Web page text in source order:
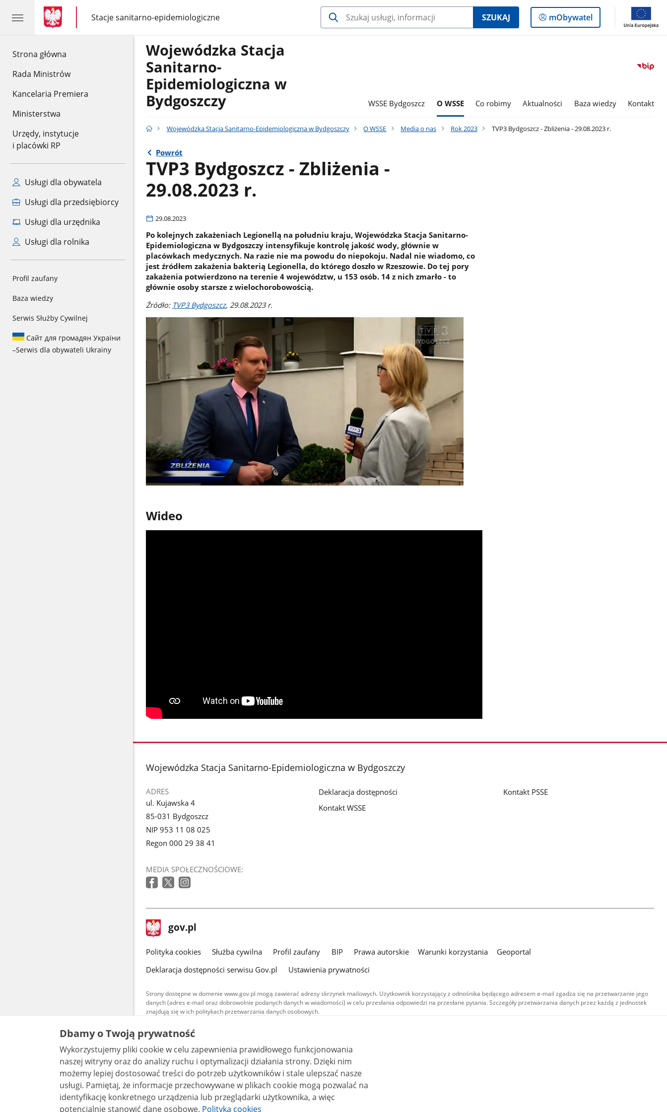
Strona główna
Rada Ministrów
Kancelaria Premiera
Ministerstwa
Urzędy, instytucje
i placówki RP
Usługi dla obywatela
Usługi dla przedsiębiorcy
Usługi dla urzędnika
Usługi dla rolnika
Profil zaufany
Baza wiedzy
Serwis Służby Cywilnej
Сайт для громадян України
–Serwis dla obywateli Ukrainy
gov.pl
gov.pl
Stacje sanitarno-epidemiologiczne
gov.pl
Stacje
sanitarno-
epidemiologiczne
SZUKAJ
Logowanie
do
mObywatel
Wojewódzka Stacja
Sanitarno-
Epidemiologiczna w
Bydgoszczy
WSSE Bydgoszcz O WSSE Co robimy Aktualności Baza wiedzy Kontakt
Wojewódzka Stacja Sanitarno-Epidemiologiczna w Bydgoszczy O WSSE Media o nas Rok 2023 TVP3 Bydgoszcz - Zbliżenia - 29.08.2023 r.
Powrót
TVP3 Bydgoszcz - Zbliżenia -
29.08.2023 r.
29.08.2023
Po kolejnych zakażeniach Legionellą na południu kraju, Wojewódzka Stacja Sanitarno-
Epidemiologiczna w Bydgoszczy intensyfikuje kontrolę jakość wody, głównie w
placówkach medycznych. Na razie nie ma powodu do niepokoju. Nadal nie wiadomo, co
jest źródłem zakażenia bakterią Legionella, do którego doszło w Rzeszowie. Do tej pory
zakażenia potwierdzono na terenie 4 województw, u 153 osób. 14 z nich zmarło - to
głównie osoby starsze z wielochorobowością.
Źródło: TVP3 Bydgoszcz, 29.08.2023 r.
Wideo
stopka
Wojewódzka Stacja Sanitarno-Epidemiologiczna w Bydgoszczy
ADRES
ul. Kujawska 4
85-031 Bydgoszcz
NIP 953 11 08 025
Regon 000 29 38 41
MEDIA SPOŁECZNOŚCIOWE:
Deklaracja dostępności
Kontakt WSSE
Kontakt PSSE
stopka
gov.pl Strona
gov.pl
gov.pl
Polityka cookies Służba cywilna Profil zaufany BIP Prawa autorskie Warunki korzystania
Geoportal
Deklaracja dostępności serwisu Gov.pl
Ustawienia prywatności
Strony dostępne w domenie www.gov.pl mogą zawierać adresy skrzynek mailowych. Użytkownik korzystający z odnośnika będącego adresem e-mail zgadza się na przetwarzanie jego
danych (adres e-mail oraz dobrowolnie podanych danych w wiadomości) w celu przesłania odpowiedzi na przesłane pytania. Szczegóły przetwarzania danych przez każdą z jednostek
znajdują się w ich politykach przetwarzania danych osobowych.
Treści tekstowe publikowane w serwisie (z wyłączeniem treści audiowizualnych), są
udostępniane na licencji typu Creative Commons: uznanie autorstwa - na tych samych
warunkach 4.0 (CC BY-SA 4.0). Materiały audiowizualne, w tym zdjęcia, materiały audio i wideo,
są udostępniane na licencji typu Creative Commons: uznanie autorstwa użycie niekomercyjne -
bez utworów zależnych 4.0 (CC BY-NC-ND 4.0), o ile nie jest to stwierdzone inaczej.
Dbamy o Twoją prywatność
Wykorzystujemy pliki cookie w celu zapewnienia prawidłowego funkcjonowania
naszej witryny oraz do analizy ruchu i optymalizacji działania strony. Dzięki nim
możemy lepiej dostosować treści do potrzeb użytkowników i stale ulepszać nasze
usługi. Pamiętaj, że informacje przechowywane w plikach cookie mogą pozwalać na
identyfikację konkretnego urządzenia lub przeglądarki użytkownika, a więc
potencjalnie stanowić dane osobowe. Polityka cookies